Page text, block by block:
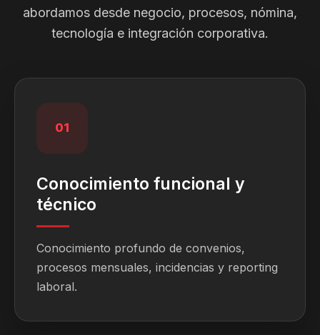
abordamos desde negocio, procesos, nómina,
tecnología e integración corporativa.
01
Conocimiento funcional y
técnico
Conocimiento profundo de convenios,
procesos mensuales, incidencias y reporting
laboral.